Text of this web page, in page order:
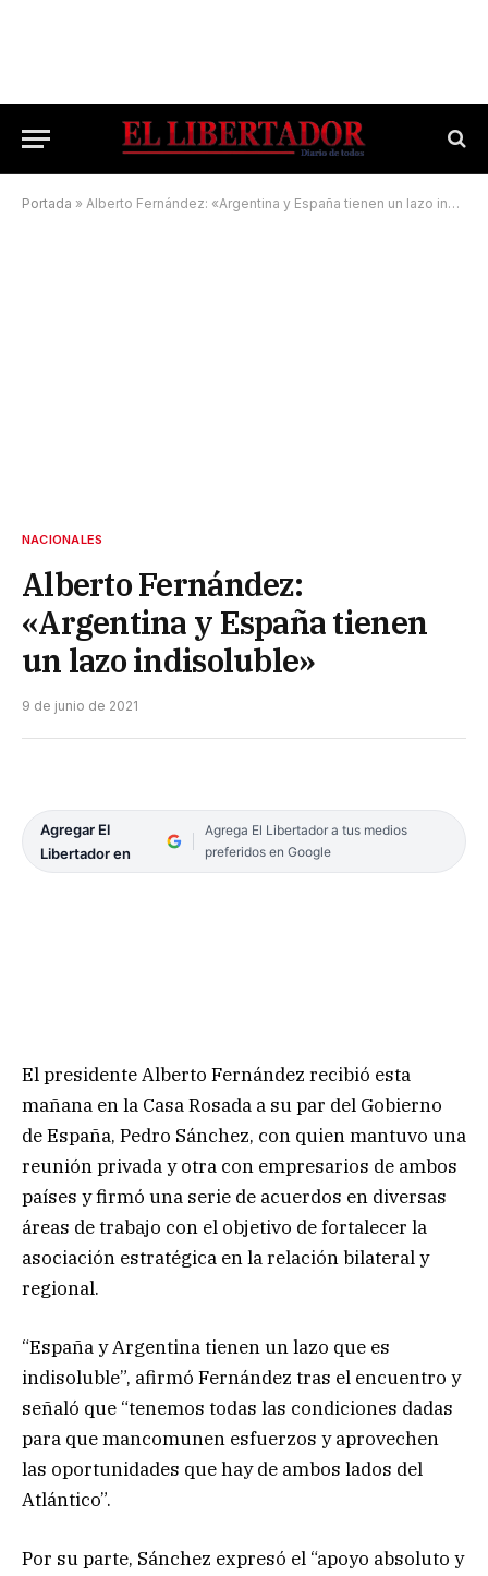
Portada » Alberto Fernández: «Argentina y España tienen un lazo indisoluble»
NACIONALES
Alberto Fernández:
«Argentina y España tienen
un lazo indisoluble»
9 de junio de 2021
Agregar El
Libertador en
Agrega El Libertador a tus medios
preferidos en Google
El presidente Alberto Fernández recibió esta
mañana en la Casa Rosada a su par del Gobierno
de España, Pedro Sánchez, con quien mantuvo una
reunión privada y otra con empresarios de ambos
países y firmó una serie de acuerdos en diversas
áreas de trabajo con el objetivo de fortalecer la
asociación estratégica en la relación bilateral y
regional.
“España y Argentina tienen un lazo que es
indisoluble”, afirmó Fernández tras el encuentro y
señaló que “tenemos todas las condiciones dadas
para que mancomunen esfuerzos y aprovechen
las oportunidades que hay de ambos lados del
Atlántico”.
Por su parte, Sánchez expresó el “apoyo absoluto y